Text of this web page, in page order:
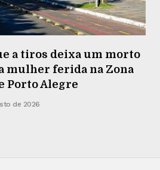
a tiros deixa um morto
mulher ferida na Zona
Porto Alegre
de 2026